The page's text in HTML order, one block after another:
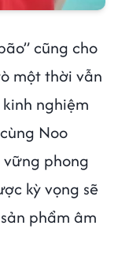
cũng cho
một thời vẫn
nghiệm
Noo
vững phong
kỳ vọng sẽ
phẩm âm